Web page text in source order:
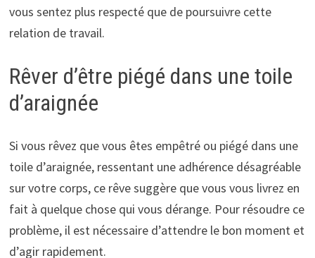
vous sentez plus respecté que de poursuivre cette
relation de travail.
Rêver d’être piégé dans une toile
d’araignée
Si vous rêvez que vous êtes empêtré ou piégé dans une
toile d’araignée, ressentant une adhérence désagréable
sur votre corps, ce rêve suggère que vous vous livrez en
fait à quelque chose qui vous dérange. Pour résoudre ce
problème, il est nécessaire d’attendre le bon moment et
d’agir rapidement.